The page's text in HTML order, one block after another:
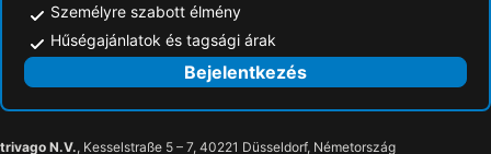
Személyre szabott élmény
Hűségajánlatok és tagsági árak
Bejelentkezés
trivago N.V., Kesselstraße 5 – 7, 40221 Düsseldorf, Németország